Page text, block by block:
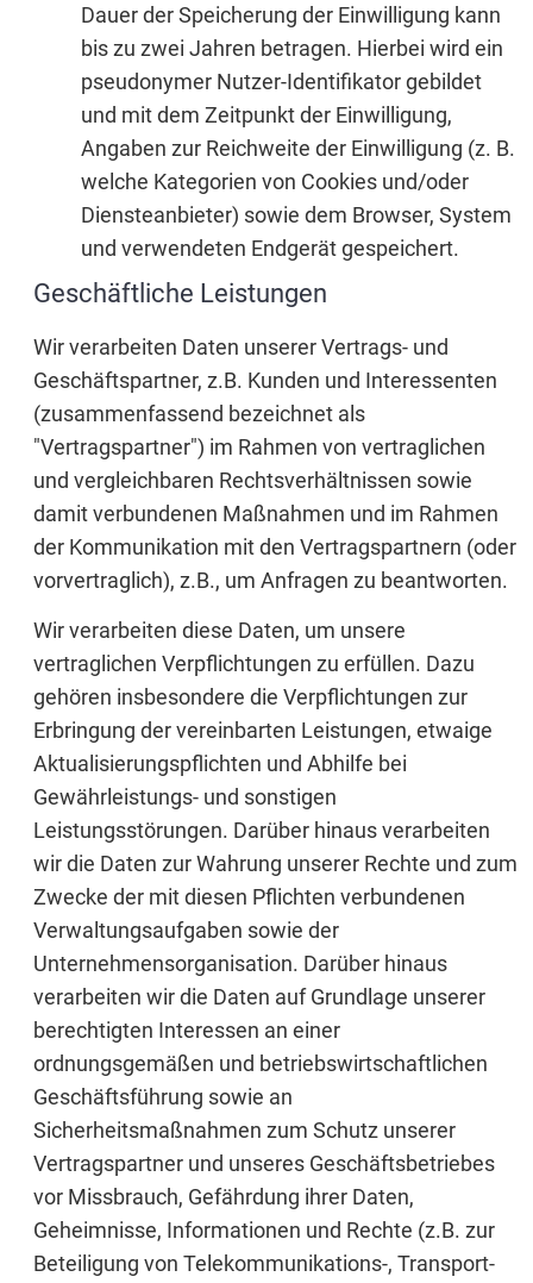
Dauer der Speicherung der Einwilligung kann
bis zu zwei Jahren betragen. Hierbei wird ein
pseudonymer Nutzer-Identifikator gebildet
und mit dem Zeitpunkt der Einwilligung,
Angaben zur Reichweite der Einwilligung (z. B.
welche Kategorien von Cookies und/oder
Diensteanbieter) sowie dem Browser, System
und verwendeten Endgerät gespeichert.
Geschäftliche Leistungen
Wir verarbeiten Daten unserer Vertrags- und
Geschäftspartner, z.B. Kunden und Interessenten
(zusammenfassend bezeichnet als
"Vertragspartner") im Rahmen von vertraglichen
und vergleichbaren Rechtsverhältnissen sowie
damit verbundenen Maßnahmen und im Rahmen
der Kommunikation mit den Vertragspartnern (oder
vorvertraglich), z.B., um Anfragen zu beantworten.
Wir verarbeiten diese Daten, um unsere
vertraglichen Verpflichtungen zu erfüllen. Dazu
gehören insbesondere die Verpflichtungen zur
Erbringung der vereinbarten Leistungen, etwaige
Aktualisierungspflichten und Abhilfe bei
Gewährleistungs- und sonstigen
Leistungsstörungen. Darüber hinaus verarbeiten
wir die Daten zur Wahrung unserer Rechte und zum
Zwecke der mit diesen Pflichten verbundenen
Verwaltungsaufgaben sowie der
Unternehmensorganisation. Darüber hinaus
verarbeiten wir die Daten auf Grundlage unserer
berechtigten Interessen an einer
ordnungsgemäßen und betriebswirtschaftlichen
Geschäftsführung sowie an
Sicherheitsmaßnahmen zum Schutz unserer
Vertragspartner und unseres Geschäftsbetriebes
vor Missbrauch, Gefährdung ihrer Daten,
Geheimnisse, Informationen und Rechte (z.B. zur
Beteiligung von Telekommunikations-, Transport-